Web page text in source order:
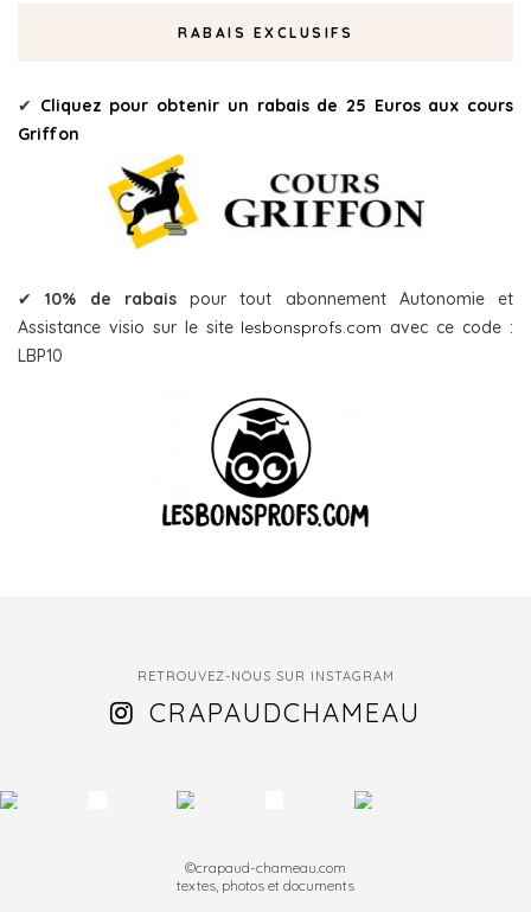
RABAIS EXCLUSIFS
✔ Cliquez pour obtenir un rabais de 25 Euros aux cours
Griffon
✔10% de rabaispour tout abonnement Autonomie et
Assistance visio sur le site lesbonsprofs.com avec ce code :
LBP10
RETROUVEZ-NOUS SUR INSTAGRAM
CRAPAUDCHAMEAU
©crapaud-chameau.com
textes, photos et documents